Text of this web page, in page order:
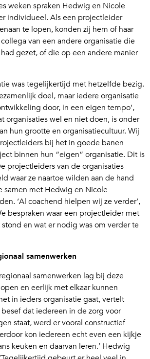
weken spraken Hedwig en Nicole
individueel. Als een projectleider
te lopen, konden zij hem of haar
van een andere organisatie die
gezet, of die op een andere manier
was tegelijkertijd met hetzelfde bezig.
doel, maar iedere organisatie
door, in een eigen tempo’,
organisaties wel en niet doen, is onder
hun grootte en organisatiecultuur. Wij
bij het in goede banen
binnen hun “eigen” organisatie. Dit is
projectleiders van de organisaties
waar ze naartoe wilden aan de hand
samen met Hedwig en Nicole
‘Al coachend hielpen wij ze verder’,
bespraken waar een projectleider met
en wat er nodig was om verder te
samenwerken
samenwerken lag bij deze
en eerlijk met elkaar kunnen
in ieders organisatie gaat, vertelt
besef dat iedereen in de zorg voor
staat, werd er vooral constructief
kon iedereen echt even een kijkje
keuken en daarvan leren.’ Hedwig